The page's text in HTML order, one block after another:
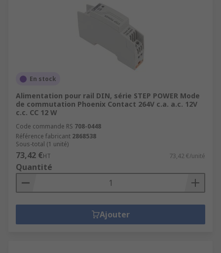
En stock
Alimentation pour rail DIN, série STEP POWER Mode
de commutation Phoenix Contact 264V c.a. a.c. 12V
c.c. CC 12 W
Code commande RS 708-0448
Référence fabricant 2868538
Sous-total (1 unité)
73,42 €HT 73,42 €/unité
Quantité
Ajouter